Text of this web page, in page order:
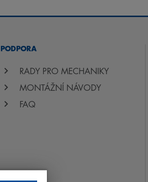
PODPORA
RADY PRO MECHANIKY
MONTÁŽNÍ NÁVODY
FAQ